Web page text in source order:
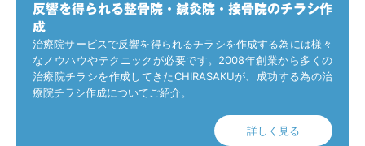
反響を得られる整骨院・鍼灸院・接骨院のチラシ作
成
治療院サービスで反響を得られるチラシを作成する為には様々
なノウハウやテクニックが必要です。2008年創業から多くの
治療院チラシを作成してきたCHIRASAKUが、成功する為の治
療院チラシ作成についてご紹介。
詳しく見る